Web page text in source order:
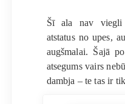
Šī ala nav viegli
atstatus no upes,
augšmalai. Šajā
atsegums vairs
dambja – te tas ir